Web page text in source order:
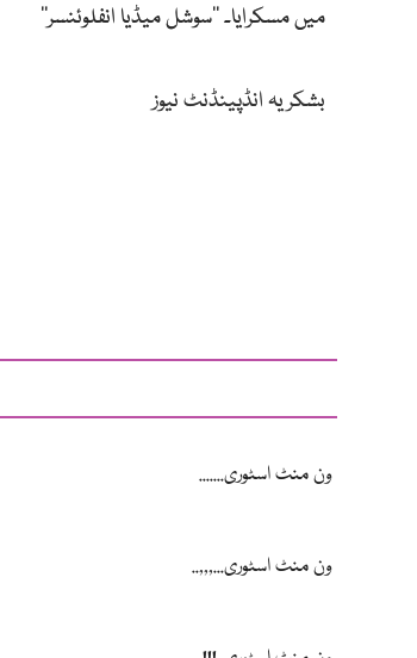
میں مسکرایا۔ ’’سوشل میڈیا انفلوئنسر‘‘
بشکریہ انڈپینڈنٹ نیوز
ون منٹ اسٹوری.......
ون منٹ اسٹوری...,,,..